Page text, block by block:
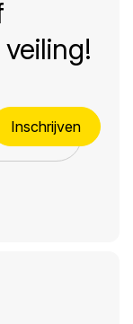
Inschrijven